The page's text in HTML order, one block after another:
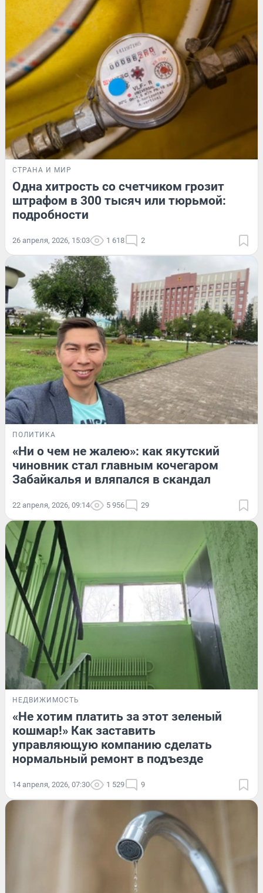
СТРАНА И МИР
Одна хитрость со счетчиком грозит
штрафом в 300 тысяч или тюрьмой:
подробности
26 апреля, 2026, 15:03 1 618 2
ПОЛИТИКА
«Ни о чем не жалею»: как якутский
чиновник стал главным кочегаром
Забайкалья и вляпался в скандал
22 апреля, 2026, 09:14 5 956 29
НЕДВИЖИМОСТЬ
«Не хотим платить за этот зеленый
кошмар!» Как заставить
управляющую компанию сделать
нормальный ремонт в подъезде
14 апреля, 2026, 07:30 1 529 9